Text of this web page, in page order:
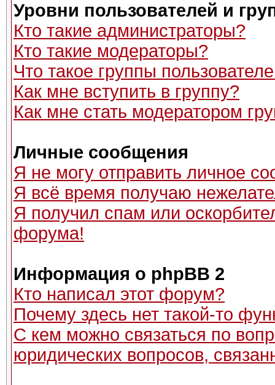
Уровни пользователей и
Кто такие администраторы?
Кто такие модераторы?
Что такое группы
Как мне вступить в группу?
Как мне стать модератором
Личные сообщения
Я не могу отправить личное
Я всё время получаю
Я получил спам или
форума!
Информация о phpBB 2
Кто написал этот форум?
Почему здесь нет такой-то
С кем можно связаться по
юридических вопросов,